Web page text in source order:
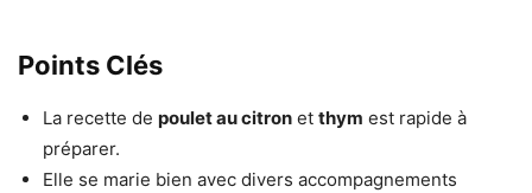
Points Clés
La recette de poulet au citron et thym est rapide à
préparer.
Elle se marie bien avec divers accompagnements